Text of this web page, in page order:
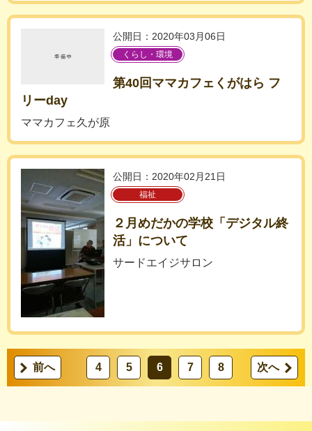
公開日：2020年03月06日
くらし・環境
第40回ママカフェくがはら フ
リーday
ママカフェ久が原
公開日：2020年02月21日
福祉
２月めだかの学校「デジタル終
活」について
サードエイジサロン
前へ 4 5 6 7 8 次へ